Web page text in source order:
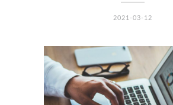
2021-03-12